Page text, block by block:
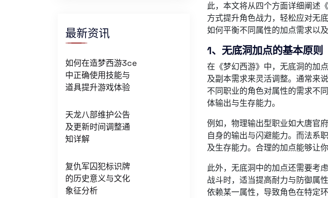
最新资讯
如何在造梦西游3ce
中正确使用技能与
道具提升游戏体验
天龙八部维护公告
及更新时间调整通
知详解
复仇军囚犯标识牌
的历史意义与文化
象征分析
此，本文将从四个方面详细阐述
方式提升角色战力，轻松应对无
如何平衡不同属性的加点需求以
1、无底洞加点的基本原则
在《梦幻西游》中，无底洞的加
及副本需求来灵活调整。通常来
不同职业的角色对属性的需求不
体输出与生存能力。
例如，物理输出型职业如大唐官
自身的输出与闪避能力。而法系
及生存能力。合理的加点能够让
此外，无底洞中的加点还需要考
战斗时，适当提高耐力与防御属
依赖某一属性，导致角色在特定